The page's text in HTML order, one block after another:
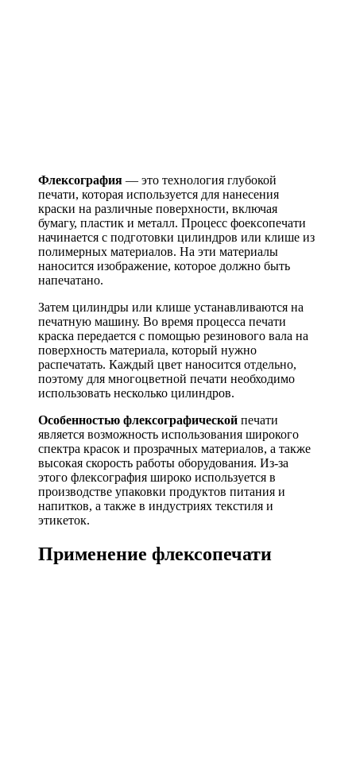
Флексография — это технология глубокой
печати, которая используется для нанесения
краски на различные поверхности, включая
бумагу, пластик и металл. Процесс фоексопечати
начинается с подготовки цилиндров или клише из
полимерных материалов. На эти материалы
наносится изображение, которое должно быть
напечатано.
Затем цилиндры или клише устанавливаются на
печатную машину. Во время процесса печати
краска передается с помощью резинового вала на
поверхность материала, который нужно
распечатать. Каждый цвет наносится отдельно,
поэтому для многоцветной печати необходимо
использовать несколько цилиндров.
Особенностью флексографической печати
является возможность использования широкого
спектра красок и прозрачных материалов, а также
высокая скорость работы оборудования. Из-за
этого флексография широко используется в
производстве упаковки продуктов питания и
напитков, а также в индустриях текстиля и
этикеток.
Применение флексопечати